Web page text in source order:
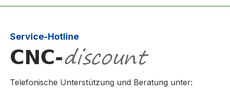
Service-Hotline
Telefonische Unterstützung und Beratung unter: